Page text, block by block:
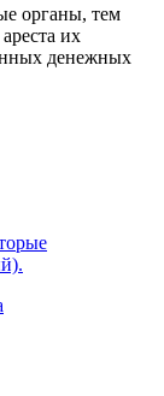
органы, тем
их
денежных